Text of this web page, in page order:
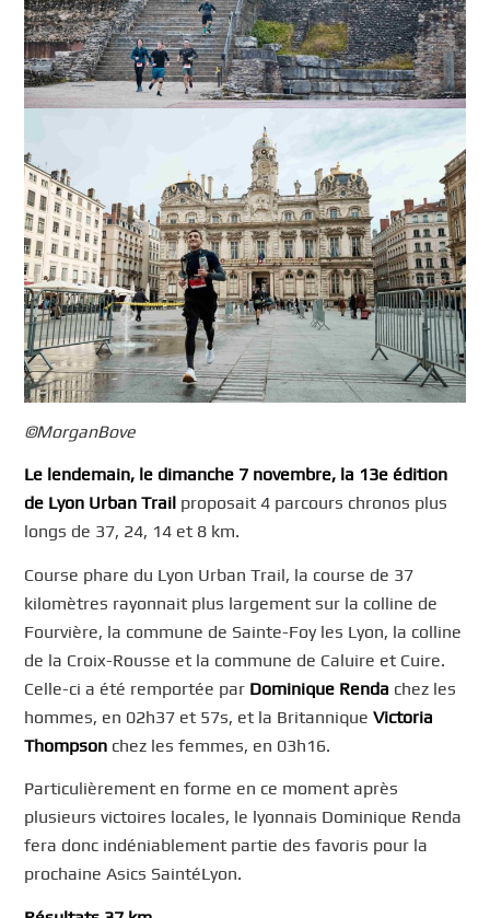
©️MorganBove
Le lendemain, le dimanche 7 novembre, la 13e édition
de Lyon Urban Trail proposait 4 parcours chronos plus
longs de 37, 24, 14 et 8 km.
Course phare du Lyon Urban Trail, la course de 37
kilomètres rayonnait plus largement sur la colline de
Fourvière, la commune de Sainte-Foy les Lyon, la colline
de la Croix-Rousse et la commune de Caluire et Cuire.
Celle-ci a été remportée par Dominique Renda chez les
hommes, en 02h37 et 57s, et la BritanniqueVictoria
Thompson chez les femmes, en 03h16.
Particulièrement en forme en ce moment après
plusieurs victoires locales, le lyonnais Dominique Renda
fera donc indéniablement partie des favoris pour la
prochaine Asics SaintéLyon.